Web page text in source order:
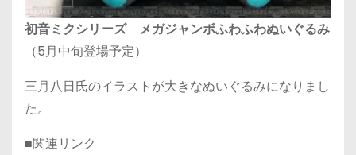
初音ミクシリーズ メガジャンボふわふわぬいぐるみ
（5月中旬登場予定）
三月八日氏のイラストが大きなぬいぐるみになりまし
た。
■関連リンク